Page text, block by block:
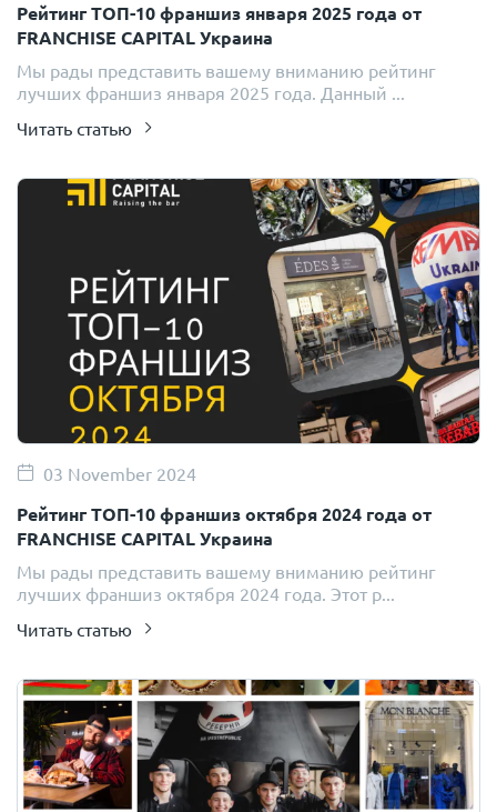
Рейтинг ТОП-10 франшиз января 2025 года от
FRANCHISE CAPITAL Украина
Мы рады представить вашему вниманию рейтинг
лучших франшиз января 2025 года. Данный ...
Читать статью
03 November 2024
Рейтинг ТОП-10 франшиз октября 2024 года от
FRANCHISE CAPITAL Украина
Мы рады представить вашему вниманию рейтинг
лучших франшиз октября 2024 года. Этот р...
Читать статью